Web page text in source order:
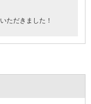
ただきました！